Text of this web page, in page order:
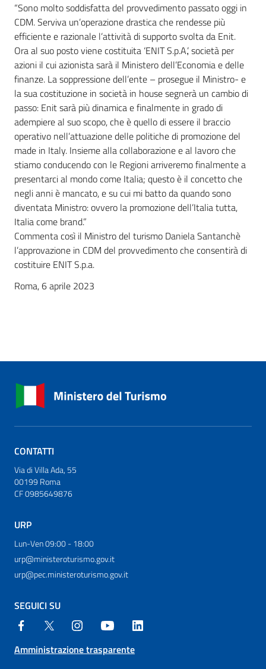
“Sono molto soddisfatta del provvedimento passato oggi in
CDM. Serviva un’operazione drastica che rendesse più
efficiente e razionale l’attività di supporto svolta da Enit.
Ora al suo posto viene costituita ‘ENIT S.p.A.’, società per
azioni il cui azionista sarà il Ministero dell’Economia e delle
finanze. La soppressione dell’ente – prosegue il Ministro- e
la sua costituzione in società in house segnerà un cambio di
passo: Enit sarà più dinamica e finalmente in grado di
adempiere al suo scopo, che è quello di essere il braccio
operativo nell’attuazione delle politiche di promozione del
made in Italy. Insieme alla collaborazione e al lavoro che
stiamo conducendo con le Regioni arriveremo finalmente a
presentarci al mondo come Italia; questo è il concetto che
negli anni è mancato, e su cui mi batto da quando sono
diventata Ministro: ovvero la promozione dell’Italia tutta,
Italia come brand.”
Commenta così il Ministro del turismo Daniela Santanchè
l’approvazione in CDM del provvedimento che consentirà di
costituire ENIT S.p.a.
Roma, 6 aprile 2023
CONTATTI
Via di Villa Ada, 55
00199 Roma
CF 0985649876
URP
Lun-Ven 09:00 - 18:00
urp@ministeroturismo.gov.it
urp@pec.ministeroturismo.gov.it
SEGUICI SU
Amministrazione trasparente